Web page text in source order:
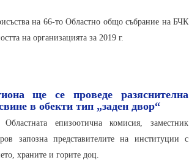
на 66-то Областно общо събрание на БЧК
на организацията за 2019 г.
ще се проведе разяснителна
в обекти тип „заден двор“
епизоотична комисия, заместник
запозна представителите на институции с
храните и горите доц.